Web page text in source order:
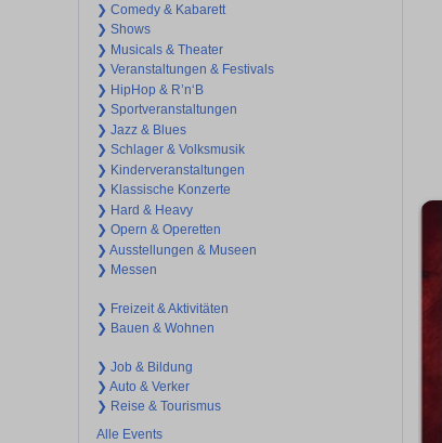
❯ Comedy & Kabarett
❯ Shows
❯ Musicals & Theater
❯ Veranstaltungen & Festivals
❯ HipHop & R’n‘B
❯ Sportveranstaltungen
❯ Jazz & Blues
❯ Schlager & Volksmusik
❯ Kinderveranstaltungen
❯ Klassische Konzerte
❯ Hard & Heavy
❯ Opern & Operetten
❯ Ausstellungen & Museen
❯ Messen
❯ Freizeit & Aktivitäten
❯ Bauen & Wohnen
❯ Job & Bildung
❯ Auto & Verker
❯ Reise & Tourismus
Alle Events